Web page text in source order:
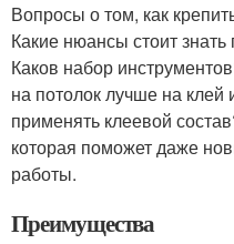
Вопросы о том, как
Какие нюансы стоит
Каков набор
на потолок лучше на
применять клеевой
которая поможет даже
работы.
Преимущества